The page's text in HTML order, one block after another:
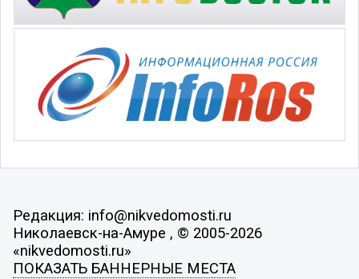
Редакция: info@nikvedomosti.ru
Николаевск-на-Амуре , © 2005-2026
«nikvedomosti.ru»
ПОКАЗАТЬ БАННЕРНЫЕ МЕСТА